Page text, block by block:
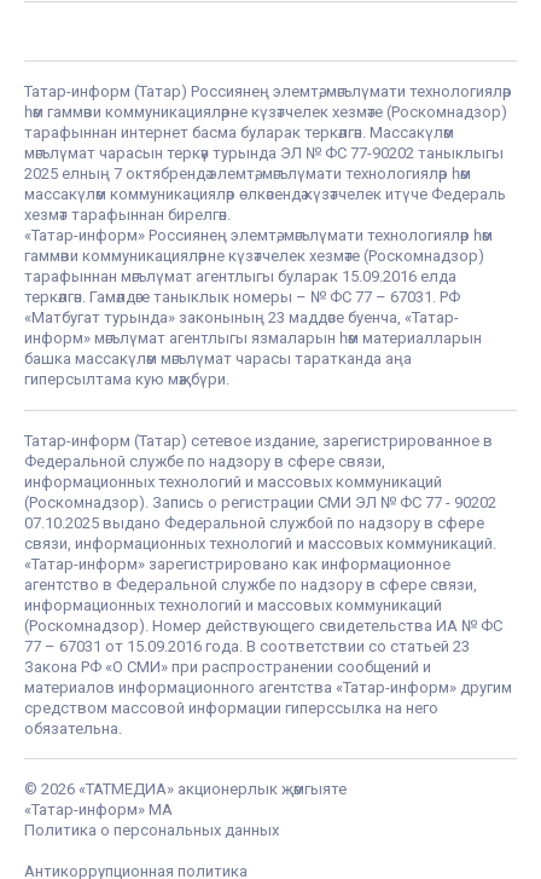
Татар-информ (Татар) Россиянең элемтә, мәгълүмати технологияләр
һәм гаммәви коммуникацияләрне күзәтчелек хезмәте (Роскомнадзор)
тарафыннан интернет басма буларак теркәлгән. Массакүләм
мәгълүмат чарасын теркәү турында ЭЛ № ФС 77-90202 таныклыгы
2025 елның 7 октябрендә элемтә, мәгълүмати технологияләр һәм
массакүләм коммуникацияләр өлкәсендә күзәтчелек итүче Федераль
хезмәт тарафыннан бирелгән.
«Татар-информ» Россиянең элемтә, мәгълүмати технологияләр һәм
гаммәви коммуникацияләрне күзәтчелек хезмәте (Роскомнадзор)
тарафыннан мәгълүмат агентлыгы буларак 15.09.2016 елда
теркәлгән. Гамәлдәге таныклык номеры – № ФС 77 – 67031. РФ
«Матбугат турында» законының 23 маддәсе буенча, «Татар-
информ» мәгълүмат агентлыгы язмаларын һәм материалларын
башка массакүләм мәгълүмат чарасы таратканда аңа
гиперсылтама кую мәҗбүри.
Татар-информ (Татар) сетевое издание, зарегистрированное в
Федеральной службе по надзору в сфере связи,
информационных технологий и массовых коммуникаций
(Роскомнадзор). Запись о регистрации СМИ ЭЛ № ФС 77 - 90202
07.10.2025 выдано Федеральной службой по надзору в сфере
связи, информационных технологий и массовых коммуникаций.
«Татар-информ» зарегистрировано как информационное
агентство в Федеральной службе по надзору в сфере связи,
информационных технологий и массовых коммуникаций
(Роскомнадзор). Номер действующего свидетельства ИА № ФС
77 – 67031 от 15.09.2016 года. В соответствии со статьей 23
Закона РФ «О СМИ» при распространении сообщений и
материалов информационного агентства «Татар-информ» другим
средством массовой информации гиперссылка на него
обязательна.
© 2026 «ТАТМЕДИА» акционерлык җәмгыяте
«Татар-информ» МА
Политика о персональных данных
Антикоррупционная политика